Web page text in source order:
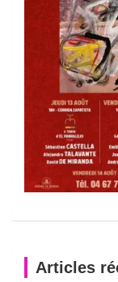
Articles